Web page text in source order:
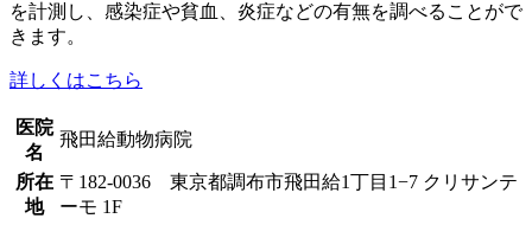
を計測し、感染症や貧血、炎症などの有無を調べることがで
きます。
詳しくはこちら
医院
名
飛田給動物病院
所在
地
〒182-0036 東京都調布市飛田給1丁目1−7 クリサンテ
ーモ 1F